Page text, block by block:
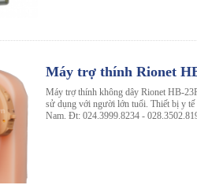
Máy trợ thính Rionet
Máy trợ thính không dây Rionet HB-
sử dụng với người lớn tuổi. Thiết bị y
Nam. Đt: 024.3999.8234 -